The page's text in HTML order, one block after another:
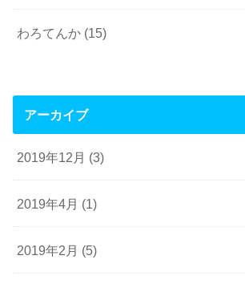
わろてんか (15)
アーカイブ
2019年12月 (3)
2019年4月 (1)
2019年2月 (5)